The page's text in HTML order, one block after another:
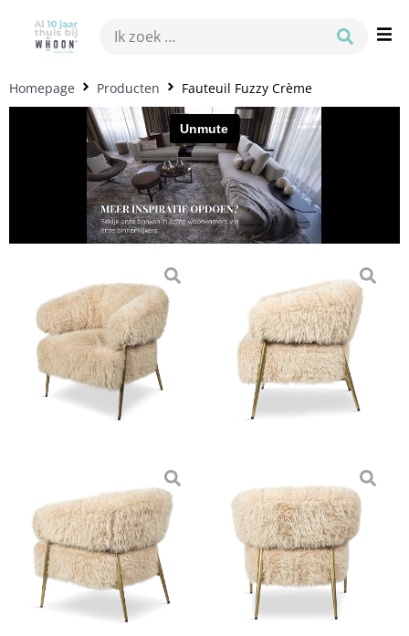
Homepage Producten Fauteuil Fuzzy Crème